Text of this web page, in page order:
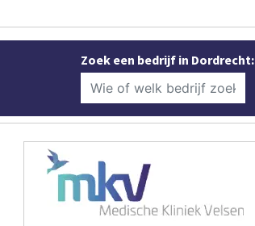
Zoek een bedrijf in Dordrecht: